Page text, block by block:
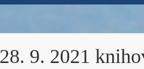
9. 2021